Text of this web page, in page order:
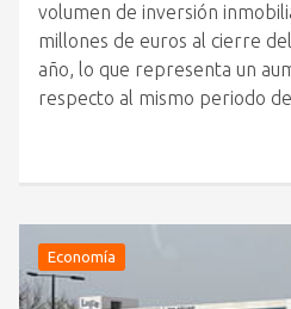
volumen de inversión
millones de euros al cierre
año, lo que representa un
respecto al mismo periodo
Economía